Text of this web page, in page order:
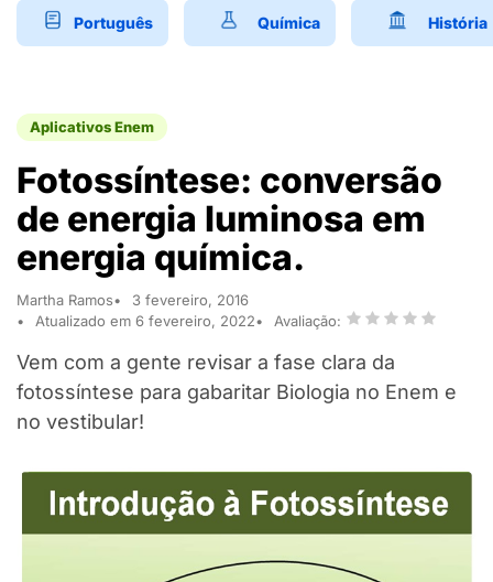
Português Química História
Aplicativos Enem
Fotossíntese: conversão
de energia luminosa em
energia química.
Martha Ramos
3 fevereiro, 2016
Atualizado em 6 fevereiro, 2022
Avaliação:
Vem com a gente revisar a fase clara da
fotossíntese para gabaritar Biologia no Enem e
no vestibular!